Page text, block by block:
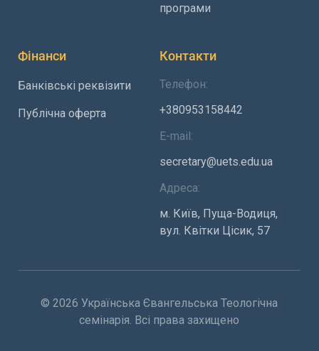
програми
Фінанси
Банківські реквізити
Публічна оферта
Контакти
Телефон:
+380953158442
E-mail:
secretary@uets.edu.ua
Адреса:
м. Київ, Пуща-Водиця,
вул. Квітки Цісик, 57
© 2026 Українська Євангельська Теологічна
семінарія. Всі права захищено